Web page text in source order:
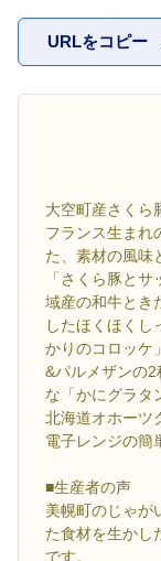
URLをコピー
大空町産さくら
フランス生まれ
た、素材の風味
「さくら豚と
域産の和牛とき
したほくほくし
かりのコロッケ
&パルメザンの
な「かにグラタ
北海道オホーツ
電子レンジの簡
■生産者の声
美幌町のじゃが
た食材を生かし
です。